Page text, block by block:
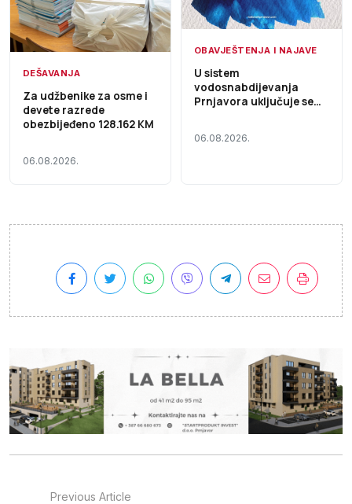
DEŠAVANJA
Za udžbenike za osme i
devete razrede
obezbijeđeno 128.162 KM
06.08.2026.
OBAVJEŠTENJA I NAJAVE
U sistem
vodosnabdijevanja
Prnjavora uključuje se
06.08.2026.
Previous Article